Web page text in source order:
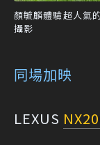
顏毓麟體驗超人氣
攝影
同場加映
LEXUS